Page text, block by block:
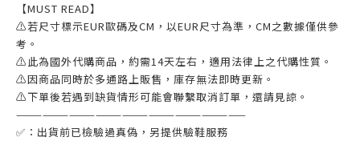
【MUST READ】
⚠若尺寸標示EUR歐碼及CM，以EUR尺寸為準，CM之數據僅供參
考。
⚠此為國外代購商品，約需14天左右，適用法律上之代購性質。
⚠因商品同時於多通路上販售，庫存無法即時更新。
⚠下單後若遇到缺貨情形可能會聯繫取消訂單，還請見諒。
——————————————————————————
✅：出貨前已檢驗過真偽，另提供驗鞋服務